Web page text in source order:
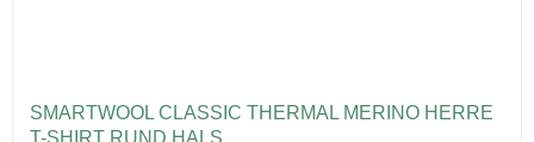
SMARTWOOL CLASSIC THERMAL MERINO HERRE
T-SHIRT RUND HALS